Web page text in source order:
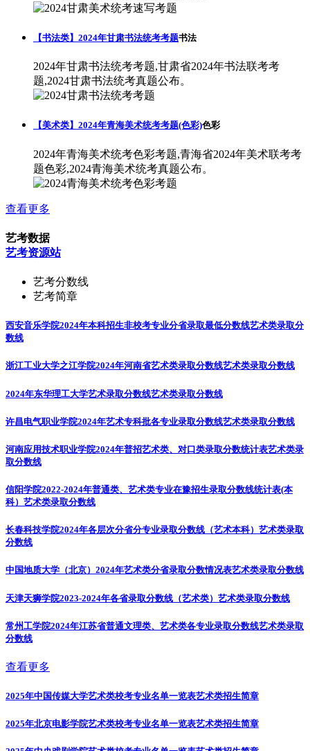
【书法类】2024年甘肃书法统考考题书法
2024年甘肃书法统考考题,甘肃省2024年书法联考考
题,2024甘肃书法统考真题公布。
【美术类】2024年青海美术统考考题(色彩)色彩
2024年青海美术统考色彩考题,青海省2024年美术联考考
题色彩,2024青海美术统考真题公布。
查看更多
艺考数据
艺考资源站
艺考分数线
艺考简章
西安音乐学院2024年本科招生非校考专业分省录取最低分数线艺术类录取分
数线
浙江工业大学之江学院2024年河南省艺术类录取分数线艺术类录取分数线
2024年东华理工大学艺术录取分数线艺术类录取分数线
许昌电气职业学院2024年艺术专科批各专业录取分数线艺术类录取分数线
河南应用技术职业学院2024年普招艺术类、对口类录取分数统计表艺术类录
取分数线
信阳学院2022-2024年普通类、艺术类专业在豫招生录取分数线统计表(本
科） 艺术类录取分数线
长春科技学院2024年各层次分省分专业录取分数线（艺术本科） 艺术类录取
分数线
中国地质大学（北京）2024年艺术类分省录取分数情况表艺术类录取分数线
天津天狮学院2023-2024年各省录取分数线（艺术类） 艺术类录取分数线
常州工学院2024年江苏省普通文理类、艺术类各专业录取分数线艺术类录取
分数线
查看更多
2025年中国传媒大学艺术类校考专业名单一览表艺术类招生简章
2025年北京电影学院艺术类校考专业名单一览表艺术类招生简章